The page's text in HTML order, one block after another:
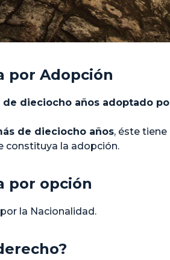
por Adopción
dieciocho años adoptado
de dieciocho años, éste
constituya la adopción.
por opción
la Nacionalidad.